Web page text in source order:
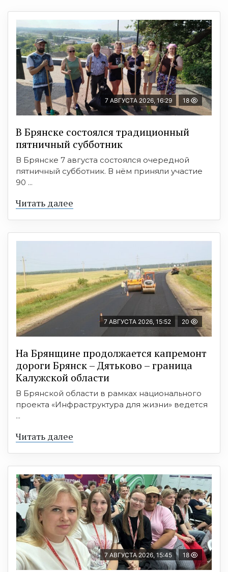
7 АВГУСТА 2026, 16:29 18
В Брянске состоялся традиционный
пятничный субботник
В Брянске 7 августа состоялся очередной
пятничный субботник. В нём приняли участие
90 ...
Читать далее
7 АВГУСТА 2026, 15:52 20
На Брянщине продолжается капремонт
дороги Брянск – Дятьково – граница
Калужской области
В Брянской области в рамках национального
проекта «Инфраструктура для жизни» ведется
...
Читать далее
7 АВГУСТА 2026, 15:45 18